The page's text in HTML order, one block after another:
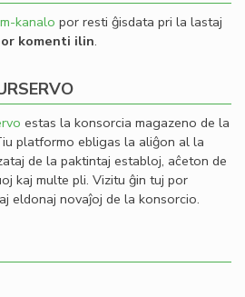
kanalo por resti ĝisdata pri la lastaj
komenti ilin.
estas la konsorcia magazeno de la
platformo ebligas la aliĝon al la
de la paktintaj establoj, aĉeton de
kaj multe pli. Vizitu ĝin tuj por
eldonaj novaĵoj de la konsorcio.